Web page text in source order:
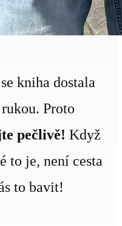
kniha dostala
Proto
pečlivě! Když
to je, není cesta
to bavit!